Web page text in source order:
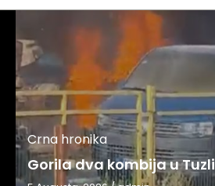
Crna hronika
Gorila dva kombija u Tuzli